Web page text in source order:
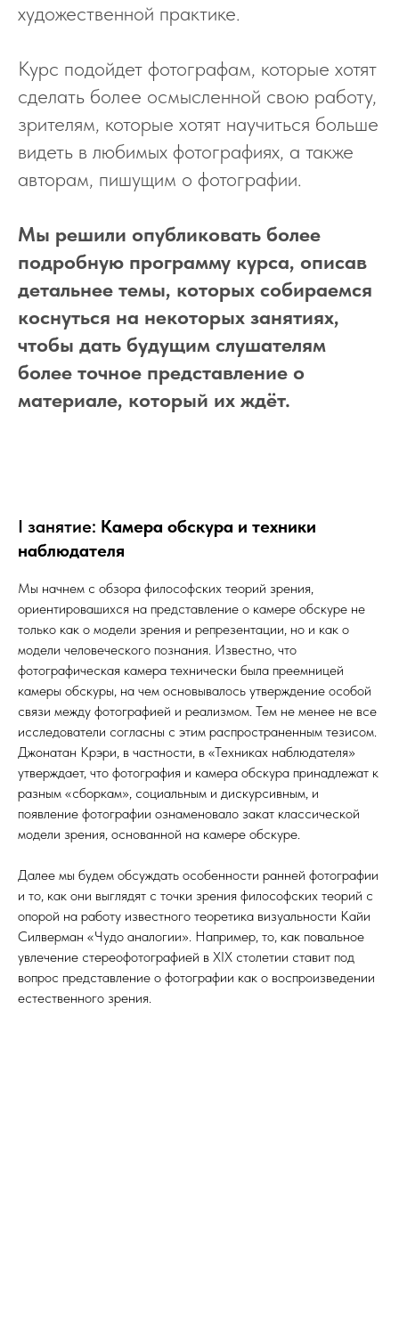
художественной практике.
Курс подойдет фотографам, которые хотят
сделать более осмысленной свою работу,
зрителям, которые хотят научиться больше
видеть в любимых фотографиях, а также
авторам, пишущим о фотографии.
Мы решили опубликовать более
подробную программу курса, описав
детальнее темы, которых собираемся
коснуться на некоторых занятиях,
чтобы дать будущим слушателям
более точное представление о
материале, который их ждёт.
I занятие: Камера обскура и техники
наблюдателя
Мы начнем с обзора философских теорий зрения,
ориентировашихся на представление о камере обскуре не
только как о модели зрения и репрезентации, но и как о
модели человеческого познания. Известно, что
фотографическая камера технически была преемницей
камеры обскуры, на чем основывалось утверждение особой
связи между фотографией и реализмом. Тем не менее не все
исследователи согласны с этим распространенным тезисом.
Джонатан Крэри, в частности, в «Техниках наблюдателя»
утверждает, что фотография и камера обскура принадлежат к
разным «сборкам», социальным и дискурсивным, и
появление фотографии ознаменовало закат классической
модели зрения, основанной на камере обскуре.
Далее мы будем обсуждать особенности ранней фотографии
и то, как они выглядят с точки зрения философских теорий с
опорой на работу известного теоретика визуальности Кайи
Силверман «Чудо аналогии». Например, то, как повальное
увлечение стереофотографией в XIX столетии ставит под
вопрос представление о фотографии как о воспроизведении
естественного зрения.